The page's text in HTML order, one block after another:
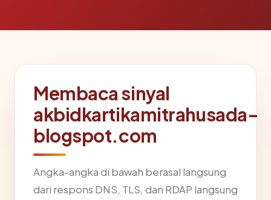
Membaca sinyal
akbidkartikamitrahusada-
blogspot.com
Angka-angka di bawah berasal langsung
dari respons DNS, TLS, dan RDAP langsung